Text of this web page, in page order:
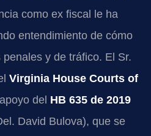
como ex fiscal le ha
entendimiento de cómo
y de tráfico. El Sr.
Virginia House Courts of
del HB 635 de 2019
David Bulova), que se